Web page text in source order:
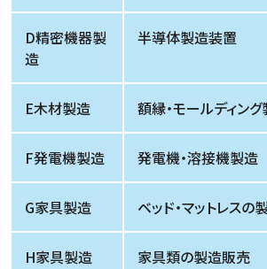
D精密機器製
造
半導体製造装置
E木材製造 額縁・モールディン
F発電機製造 発電機・溶接機製造
G家具製造 ベッド・マットレスの
H家具製造 家具類の製造販売